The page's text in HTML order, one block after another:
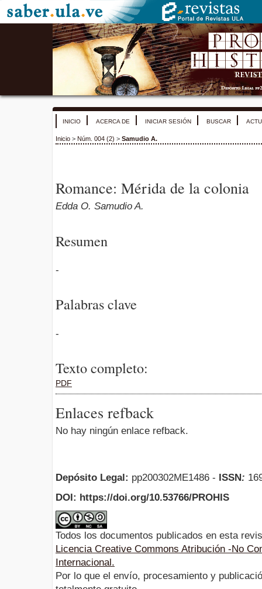
INICIO ACERCA DE INICIAR SESIÓN BUSCAR
Inicio > Núm. 004 (2) > Samudio A.
Romance: Mérida de la colonia
Edda O. Samudio A.
Resumen
-
Palabras clave
-
Texto completo:
PDF
Enlaces refback
No hay ningún enlace refback.
Depósito Legal: pp200302ME1486 - ISSN:
DOI: https://doi.org/10.53766/PROHIS
Todos los documentos publicados en esta
Licencia Creative Commons Atribución -No
Internacional.
Por lo que el envío, procesamiento y